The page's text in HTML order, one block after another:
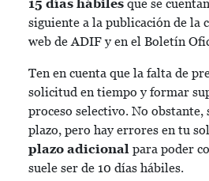
15 días hábiles que se
siguiente a la publicación de la
web de ADIF y en el Boletín
Ten en cuenta que la falta de
solicitud en tiempo y formar
proceso selectivo. No obstante,
plazo, pero hay errores en tu
plazo adicional para poder
suele ser de 10 días hábiles.